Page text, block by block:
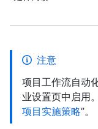
注意
项目工作流自动
业设置页中启用
项目实施策略”。